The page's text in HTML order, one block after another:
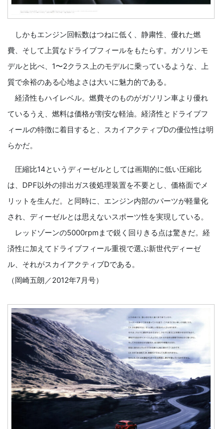
しかもエンジン回転数はつねに低く、静粛性、優れた燃
費、そして上質なドライブフィールをもたらす。ガソリンモ
デルと比べ、1〜2クラス上のモデルに乗っているような、上
質で余裕のある心地よさは大いに魅力的である。
経済性もハイレベル。燃費そのものがガソリン車より優れ
ているうえ、燃料は価格が割安な軽油。経済性とドライブフ
ィールの特徴に着目すると、スカイアクティブDの優位性は明
らかだ。
圧縮比14というディーゼルとしては画期的に低い圧縮比
は、DPF以外の排出ガス後処理装置を不要とし、価格面でメ
リットを生んだ。と同時に、エンジン内部のパーツが軽量化
され、ディーゼルとは思えないスポーツ性を実現している。
レッドゾーンの5000rpmまで鋭く回りきる点は驚きだ。経
済性に加えてドライブフィール重視で選ぶ新世代ディーゼ
ル、それがスカイアクティブDである。
（岡崎五朗／2012年7月号）